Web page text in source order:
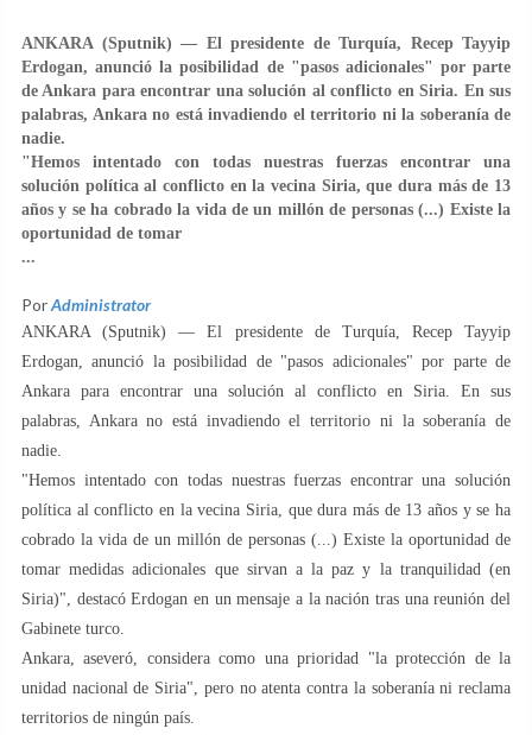
ANKARA (Sputnik) — El presidente de Turquía, Recep Tayyip
Erdogan, anunció la posibilidad de "pasos adicionales" por parte
de Ankara para encontrar una solución al conflicto en Siria. En sus
palabras, Ankara no está invadiendo el territorio ni la soberanía de
nadie.
"Hemos intentado con todas nuestras fuerzas encontrar una
solución política al conflicto en la vecina Siria, que dura más de 13
años y se ha cobrado la vida de un millón de personas (...) Existe la
oportunidad de tomar
...
PorAdministrator
ANKARA (Sputnik) — El presidente de Turquía, Recep Tayyip
Erdogan, anunció la posibilidad de "pasos adicionales" por parte de
Ankara para encontrar una solución al conflicto en Siria. En sus
palabras, Ankara no está invadiendo el territorio ni la soberanía de
nadie.
"Hemos intentado con todas nuestras fuerzas encontrar una solución
política al conflicto en la vecina Siria, que dura más de 13 años y se ha
cobrado la vida de un millón de personas (...) Existe la oportunidad de
tomar medidas adicionales que sirvan a la paz y la tranquilidad (en
Siria)", destacó Erdogan en un mensaje a la nación tras una reunión del
Gabinete turco.
Ankara, aseveró, considera como una prioridad "la protección de la
unidad nacional de Siria", pero no atenta contra la soberanía ni reclama
territorios de ningún país.